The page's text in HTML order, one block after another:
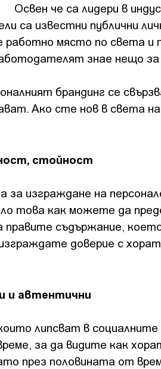
Освен че са лидери в
са известни публични
работно място по света
знае нещо
брандинг се
Ако сте нов в света
стойност
за изграждане на
това как можете да
правите съдържание,
доверие с
и автентични
липсват в
за да видите как
през половината от